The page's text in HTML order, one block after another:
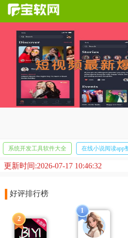
短视频是现在时下最流行的娱乐休闲方式
内容让用户们可以在任何时间都刷上一刷，今
来看看时下嘴爆款的短视频app！
系统开发工具软件大全 在线小说阅读app
更新时间:2026-07-17 10:46:32
好评排行榜
2
1